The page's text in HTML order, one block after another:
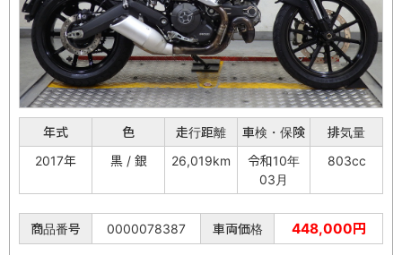
年式 色 走行距離 車検・保険
排気量
2017年
黒 / 銀 26,019km
令和10年
03月
803cc
商品番号 0000078387 車両価格 448,000円